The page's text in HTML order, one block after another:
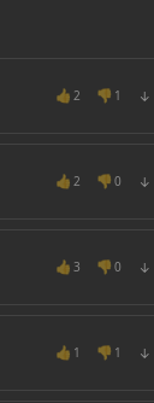
👍 2 👎 1 ↓
👍 2 👎 0 ↓
👍 3 👎 0 ↓
👍 1 👎 1 ↓